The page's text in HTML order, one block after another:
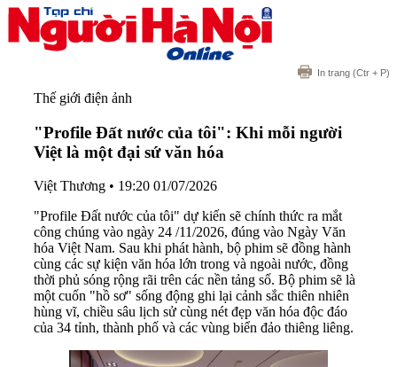
In trang (Ctr + P)
Thế giới điện ảnh
"Profile Đất nước của tôi": Khi mỗi người
Việt là một đại sứ văn hóa
Việt Thương • 19:20 01/07/2026
"Profile Đất nước của tôi" dự kiến sẽ chính thức ra mắt
công chúng vào ngày 24 /11/2026, đúng vào Ngày Văn
hóa Việt Nam. Sau khi phát hành, bộ phim sẽ đồng hành
cùng các sự kiện văn hóa lớn trong và ngoài nước, đồng
thời phủ sóng rộng rãi trên các nền tảng số. Bộ phim sẽ là
một cuốn "hồ sơ" sống động ghi lại cảnh sắc thiên nhiên
hùng vĩ, chiều sâu lịch sử cùng nét đẹp văn hóa độc đáo
của 34 tỉnh, thành phố và các vùng biển đảo thiêng liêng.